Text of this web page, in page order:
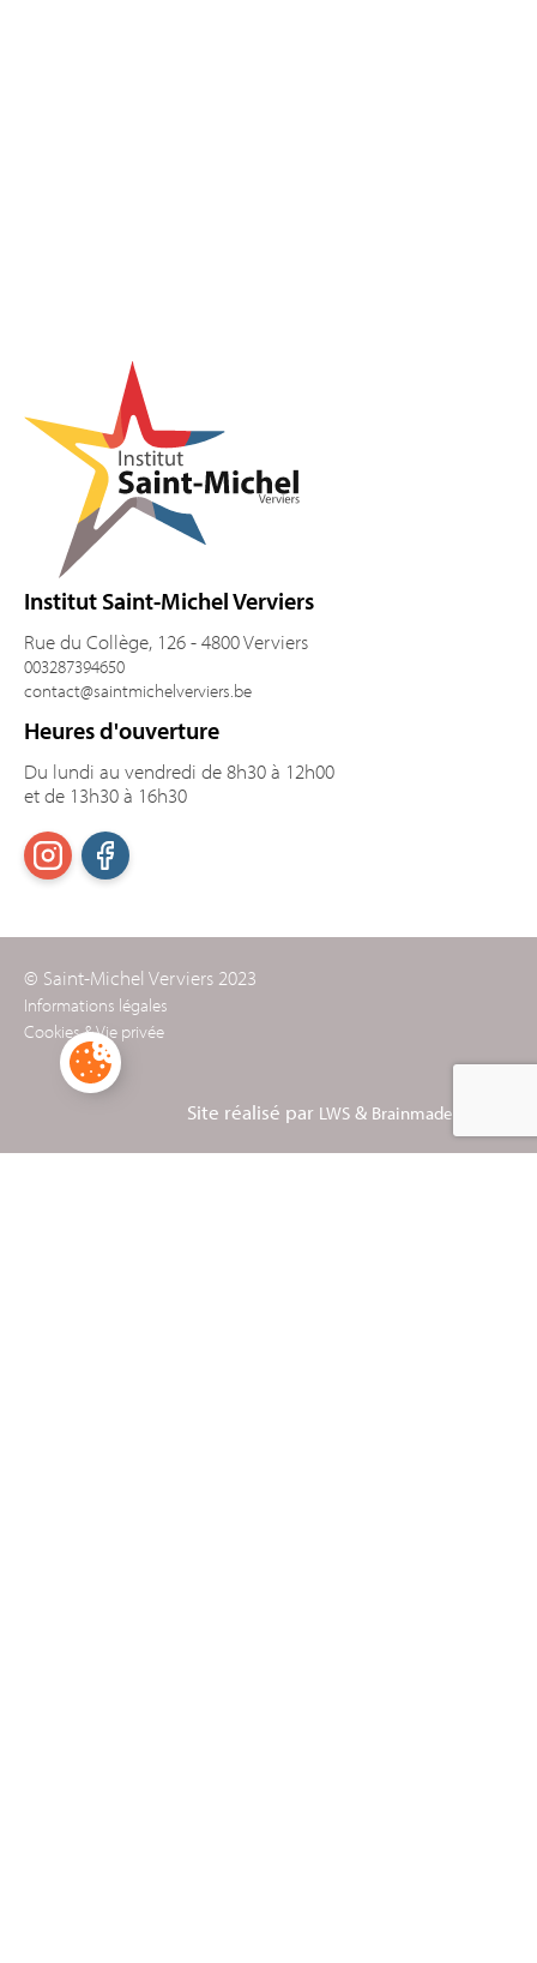
Institut Saint-Michel Verviers
Rue du Collège, 126 - 4800 Verviers
003287394650
contact@saintmichelverviers.be
Heures d'ouverture
Du lundi au vendredi de 8h30 à 12h00
et de 13h30 à 16h30
© Saint-Michel Verviers 2023
Informations légales
Cookies & Vie privée
Site réalisé par LWS & Brainmade Agency